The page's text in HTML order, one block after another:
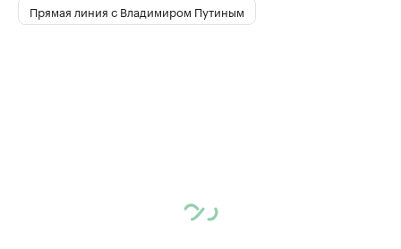
Прямая линия с Владимиром Путиным